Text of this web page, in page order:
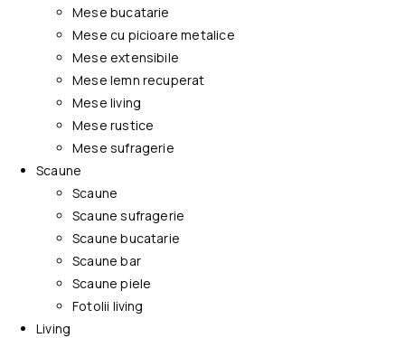
Mese bucatarie
Mese cu picioare metalice
Mese extensibile
Mese lemn recuperat
Mese living
Mese rustice
Mese sufragerie
Scaune
Scaune
Scaune sufragerie
Scaune bucatarie
Scaune bar
Scaune piele
Fotolii living
Living